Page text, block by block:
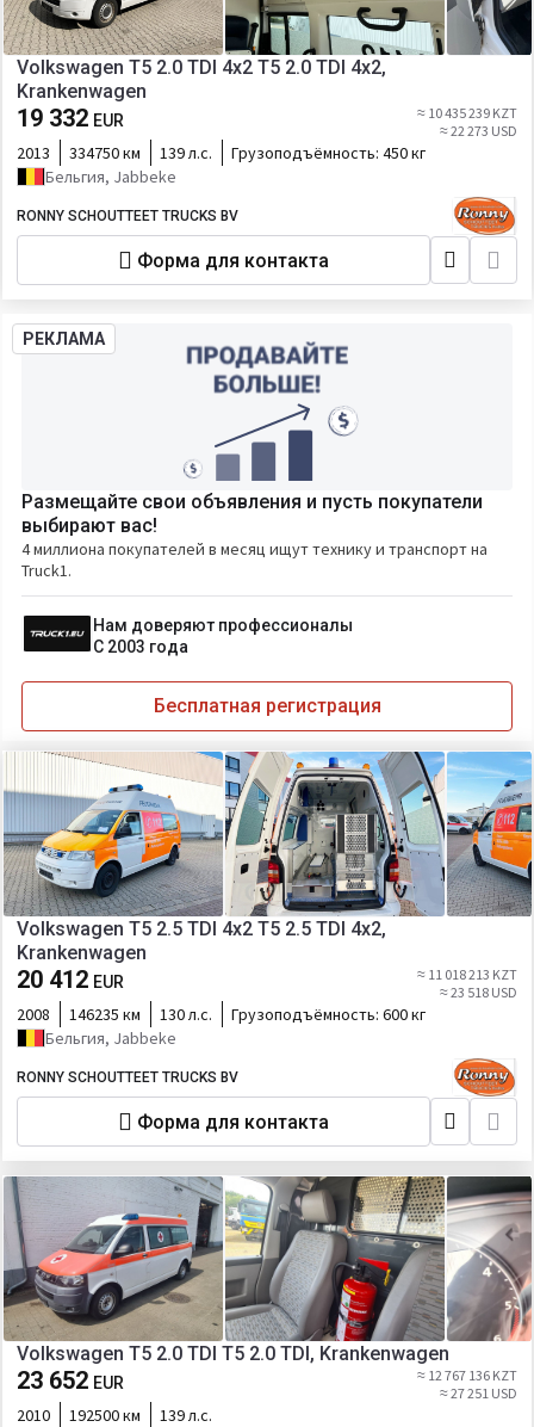
Volkswagen T5 2.0 TDI 4x2 T5 2.0 TDI 4x2,
Krankenwagen
19 332 EUR
≈ 10 435 239 KZT
≈ 22 273 USD
2013 334750 км 139 л.с. Грузоподъёмность: 450 кг
Бельгия, Jabbeke
RONNY SCHOUTTEET TRUCKS BV
Форма для контакта
РЕКЛАМА
Размещайте свои объявления и пусть покупатели
выбирают вас!
4 миллиона покупателей в месяц ищут технику и транспорт на
Truck1.
Нам доверяют профессионалы
С 2003 года
Бесплатная регистрация
Volkswagen T5 2.5 TDI 4x2 T5 2.5 TDI 4x2,
Krankenwagen
20 412 EUR
≈ 11 018 213 KZT
≈ 23 518 USD
2008 146235 км 130 л.с. Грузоподъёмность: 600 кг
Бельгия, Jabbeke
RONNY SCHOUTTEET TRUCKS BV
Форма для контакта
Volkswagen T5 2.0 TDI T5 2.0 TDI, Krankenwagen
23 652 EUR
≈ 12 767 136 KZT
≈ 27 251 USD
2010 192500 км 139 л.с.